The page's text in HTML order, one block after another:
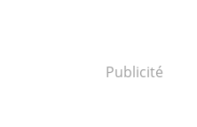
Publicité